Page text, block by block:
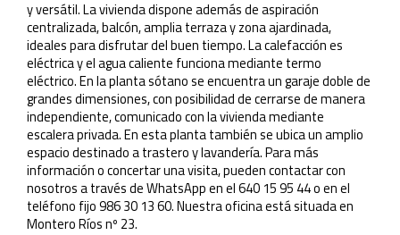
y versátil. La vivienda dispone además de aspiración
centralizada, balcón, amplia terraza y zona ajardinada,
ideales para disfrutar del buen tiempo. La calefacción es
eléctrica y el agua caliente funciona mediante termo
eléctrico. En la planta sótano se encuentra un garaje doble de
grandes dimensiones, con posibilidad de cerrarse de manera
independiente, comunicado con la vivienda mediante
escalera privada. En esta planta también se ubica un amplio
espacio destinado a trastero y lavandería. Para más
información o concertar una visita, pueden contactar con
nosotros a través de WhatsApp en el 640 15 95 44 o en el
teléfono fijo 986 30 13 60. Nuestra oficina está situada en
Montero Ríos nº 23.